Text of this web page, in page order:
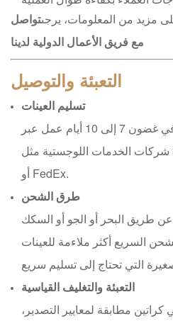
مزيد من المعلومات، يرجىتواصل
مع فريق الأعمال الدولية لدينا
التعبئة والتوصيل
تسليم العينات
سيتم تسليم العينات للعملاء في غضون 7 إلى 10 أيام عمل عبر
شركات الخدمات اللوجستية مثل SF Express أو DHL أو TNT
أو FedEx.
طرق الشحن
طريق البحر أو الجو أو السكك
السريع أكثر ملاءمة للعينات
التعبئة والتغليف القياسية
كراتين مطابقة لمعايير التصدير،